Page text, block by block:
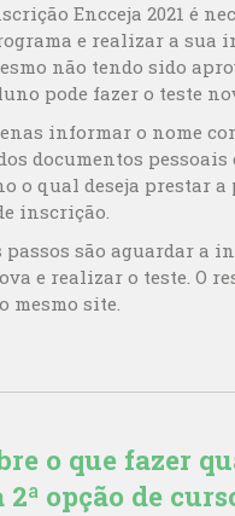
Encceja 2021 é
e realizar a sua
não tendo sido
pode fazer o teste
informar o nome
documentos pessoais
o qual deseja prestar a
inscrição.
passos são aguardar a
e realizar o teste. O
mesmo site.
o que fazer
2ª opção de